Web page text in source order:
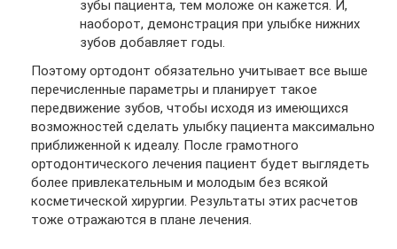
зубы пациента, тем моложе он кажется. И,
наоборот, демонстрация при улыбке нижних
зубов добавляет годы.
Поэтому ортодонт обязательно учитывает все выше
перечисленные параметры и планирует такое
передвижение зубов, чтобы исходя из имеющихся
возможностей сделать улыбку пациента максимально
приближенной к идеалу. После грамотного
ортодонтического лечения пациент будет выглядеть
более привлекательным и молодым без всякой
косметической хирургии. Результаты этих расчетов
тоже отражаются в плане лечения.